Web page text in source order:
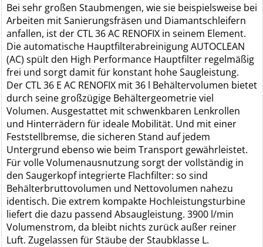
Bei sehr großen Staubmengen, wie sie beispielsweise bei
Arbeiten mit Sanierungsfräsen und Diamantschleifern
anfallen, ist der CTL 36 AC RENOFIX in seinem Element.
Die automatische Hauptfilterabreinigung AUTOCLEAN
(AC) spült den High Performance Hauptfilter regelmäßig
frei und sorgt damit für konstant hohe Saugleistung.
Der CTL 36 E AC RENOFIX mit 36 l Behältervolumen bietet
durch seine großzügige Behältergeometrie viel
Volumen. Ausgestattet mit schwenkbaren Lenkrollen
und Hinterrädern für ideale Mobilität. Und mit einer
Feststellbremse, die sicheren Stand auf jedem
Untergrund ebenso wie beim Transport gewährleistet.
Für volle Volumenausnutzung sorgt der vollständig in
den Saugerkopf integrierte Flachfilter: so sind
Behälterbruttovolumen und Nettovolumen nahezu
identisch. Die extrem kompakte Hochleistungsturbine
liefert die dazu passend Absaugleistung. 3900 l/min
Volumenstrom, da bleibt nichts zurück außer reiner
Luft. Zugelassen für Stäube der Staubklasse L.